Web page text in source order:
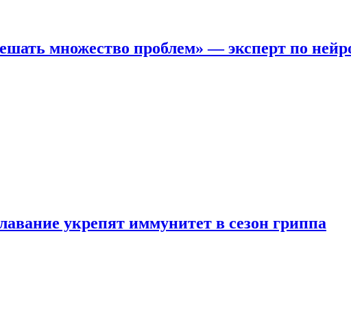
множество проблем» — эксперт по
укрепят иммунитет в сезон гриппа